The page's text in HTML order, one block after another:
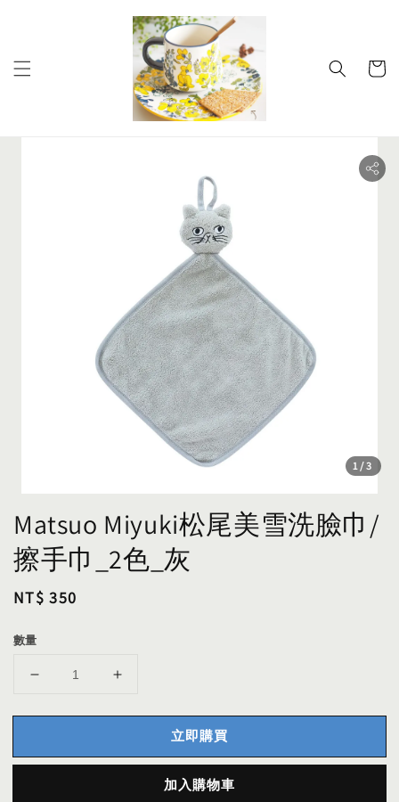
1/3
Matsuo Miyuki松尾美雪洗臉巾/
擦手巾_2色_灰
Regular
NT$ 350
數量
立即購買
加入購物車